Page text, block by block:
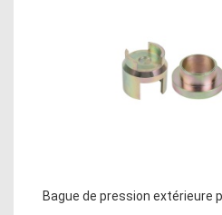
Bague de pression extérieure